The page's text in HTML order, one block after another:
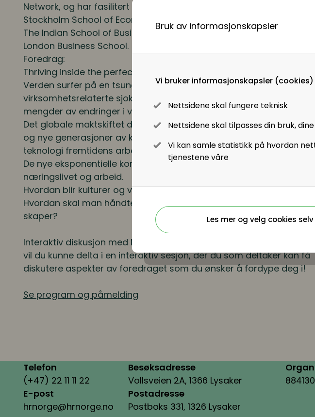
Bruk av informasjonskapsler
Vi bruker informasjonskapsler
Nettsidene skal fungere teknisk
Nettsidene skal tilpasses din bruk,
Vi kan samle statistikk på hvordan
tjenestene våre
Les mer og velg cookies selv
Lønnsoppgjøret og tariff
Digitalisering
Digitale løsninger innen HR
Digitale løsninger i virksomheten
Network, og har fasilitert workshoper og prosjekter for bl.a.
Stockholm School of Economics, Oxford’s SAID Business School,
The Indian School of Business, Duke Corporate Education og
London Business School.
Foredrag:
Thriving inside the perfect storm
Verden surfer på en tsunami av sosiale, teknologiske og
virksomhetsrelaterte sjokkbølger. Aldri før har vi opplevd slike
mengder av endringer i våre liv og jobber.
Det globale maktskiftet driver frem nye sosiale ordner, ny politikk
og nye generasjoner av kunder og arbeidstakere. Hvordan former
teknologi fremtidens arbeidsplasser og fremtidens arbeid?
De nye eksponentielle konkurrentene endrer reglene for
næringslivet og arbeid.
Hvordan blir kulturer og vår adferd snudd på hodet?
Hvordan skal man håndtere turbulensen den perfekte storm
skaper?
Interaktiv diskusjon med Neil Jacobsohn
vil du kunne delta i en interaktiv sesjon, der du som deltaker kan få
diskutere aspekter av foredraget som du ønsker å fordype deg i!
Se program og påmelding
Telefon
(+47) 22 11 11 22
E-post
hrnorge@hrnorge.no
Besøksadresse
Vollsveien 2A, 1366 Lysaker
Postadresse
Postboks 331, 1326 Lysaker